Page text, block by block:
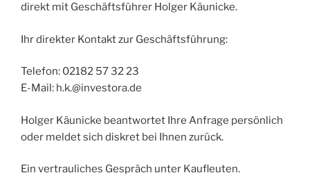
direkt mit Geschäftsführer Holger Käunicke.
Ihr direkter Kontakt zur Geschäftsführung:
Telefon: 02182 57 32 23
E-Mail: h.k.@investora.de
Holger Käunicke beantwortet Ihre Anfrage persönlich
oder meldet sich diskret bei Ihnen zurück.
Ein vertrauliches Gespräch unter Kaufleuten.